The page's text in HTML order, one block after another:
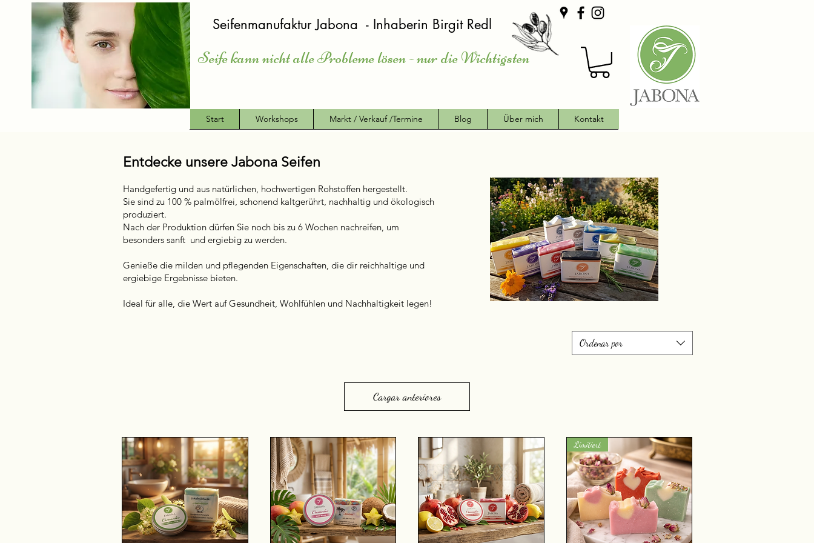
Seifenmanufaktur Jabona - Inhaberin Birgit Redl
Seife kann nicht alle Probleme lösen - nur die Wichtigsten
Start Workshops Markt / Verkauf /Termine Blog Über mich Kontakt
Entdecke unsere Jabona Seifen
Handgefertig und aus natürlichen, hochwertigen Rohstoffen hergestellt.
Sie sind zu 100 % palmölfrei, schonend kaltgerührt, nachhaltig und ökologisch
produziert.
Nach der Produktion dürfen Sie noch bis zu 6 Wochen nachreifen, um
besonders sanft und ergiebig zu werden.
Genieße die milden und pflegenden Eigenschaften, die dir reichhaltige und
ergiebige Ergebnisse bieten.
Ideal für alle, die Wert auf Gesundheit, Wohlfühlen und Nachhaltigkeit legen!
Ordenar por
Cargar anteriores
Limitiert